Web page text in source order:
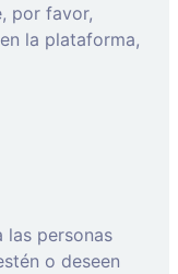
por favor,
la plataforma,
las personas
o deseen